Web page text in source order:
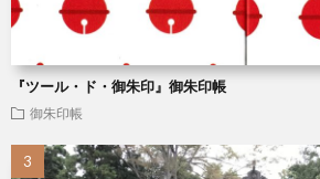
『ツール・ド・御朱印』御朱印帳
御朱印帳